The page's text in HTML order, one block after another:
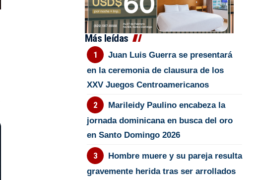
Más leídas
Juan Luis Guerra se presentará
en la ceremonia de clausura de los
XXV Juegos Centroamericanos
Marileidy Paulino encabeza la
jornada dominicana en busca del oro
en Santo Domingo 2026
Hombre muere y su pareja resulta
gravemente herida tras ser arrollados